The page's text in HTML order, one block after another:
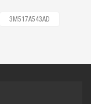
3M517A543AD